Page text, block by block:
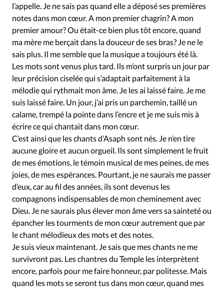
Dossier
Eglises Foi Génération réveil
Monde
Opinions
Publireportage
Relations Aujourd'hui
Société
Tour du monde des Eglises
Trait d'Ixène
Vécu
Vie Intérieure
l’appelle. Je ne sais pas quand elle a déposé ses premières
notes dans mon cœur. A mon premier chagrin? A mon
premier amour? Ou était-ce bien plus tôt encore, quand
ma mère me berçait dans la douceur de ses bras? Je ne le
sais plus. Il me semble que la musique a toujours été là.
Les mots sont venus plus tard. Ils m’ont surpris un jour par
leur précision ciselée qui s’adaptait parfaitement à la
mélodie qui rythmait mon âme. Je les ai laissé faire. Je me
suis laissé faire. Un jour, j’ai pris un parchemin, taillé un
calame, trempé la pointe dans l’encre et je me suis mis à
écrire ce qui chantait dans mon cœur.
C’est ainsi que les chants d’Asaph sont nés. Je n’en tire
aucune gloire et aucun orgueil. Ils sont simplement le fruit
de mes émotions, le témoin musical de mes peines, de mes
joies, de mes espérances. Pourtant, je ne saurais me passer
d’eux, car au fil des années, ils sont devenus les
compagnons indispensables de mon cheminement avec
Dieu. Je ne saurais plus élever mon âme vers sa sainteté ou
épancher les tourments de mon cœur autrement que par
le chant mélodieux des mots et des notes.
Je suis vieux maintenant. Je sais que mes chants ne me
survivront pas. Les chantres du Temple les interprètent
encore, parfois pour me faire honneur, par politesse. Mais
quand les mots se seront tus dans mon cœur, quand mes